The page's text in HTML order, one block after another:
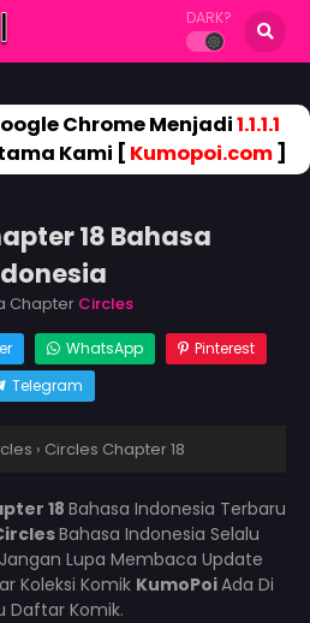
DARK?
Chrome Menjadi1.1.1.1
Kami [ Kumopoi.com]
18 Bahasa
Chapter Circles
WhatsApp
Pinterest
Telegram
› Circles Chapter 18
18 Bahasa Indonesia Terbaru
Bahasa Indonesia Selalu
Lupa Membaca Update
Koleksi Komik KumoPoiAda Di
Daftar Komik.